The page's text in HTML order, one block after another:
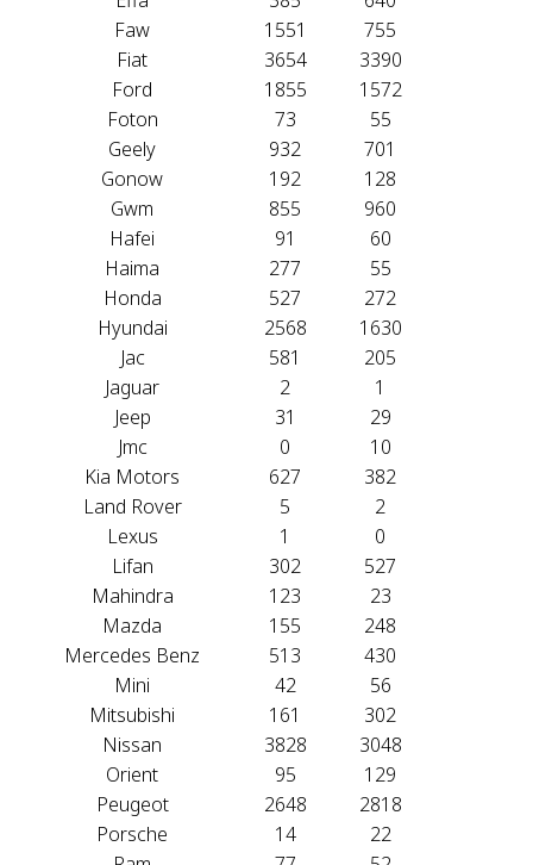
Faw
1551
755
Fiat
3654
3390
Ford
1855
1572
Foton
73
55
Geely
932
701
Gonow
192
128
Gwm
855
960
Hafei
91
60
Haima
277
55
Honda
527
272
Hyundai
2568
1630
Jac
581
205
Jaguar
2
1
Jeep
31
29
Jmc
0
10
Kia Motors
627
382
Land Rover
5
2
Lexus
1
0
Lifan
302
527
Mahindra
123
23
Mazda
155
248
Mercedes Benz
513
430
Mini
42
56
Mitsubishi
161
302
Nissan
3828
3048
Orient
95
129
Peugeot
2648
2818
Porsche
14
22